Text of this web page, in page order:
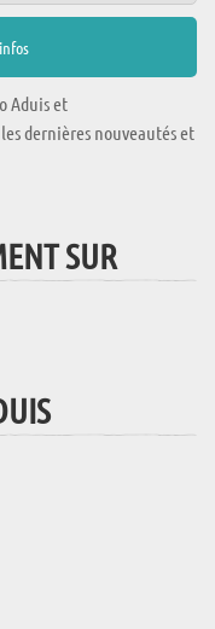
Aduis et
dernières nouveautés et
SUR